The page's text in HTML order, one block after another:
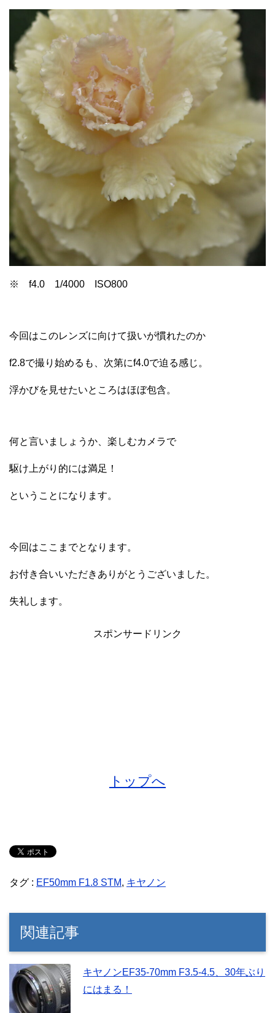
※ f4.0 1/4000 ISO800
今回はこのレンズに向けて扱いが慣れたのか
f2.8で撮り始めるも、次第にf4.0で迫る感じ。
浮かびを見せたいところはほぼ包含。
何と言いましょうか、楽しむカメラで
駆け上がり的には満足！
ということになります。
今回はここまでとなります。
お付き合いいただきありがとうございました。
失礼します。
スポンサードリンク
トップへ
タグ : EF50mm F1.8 STM, キヤノン
関連記事
キヤノンEF35-70mm F3.5-4.5、30年ぶり
にはまる！